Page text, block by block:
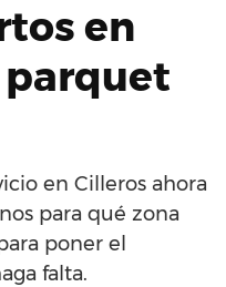
en
en Cilleros ahora
para qué zona
poner el
falta.